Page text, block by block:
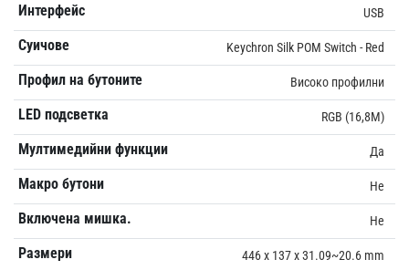
Интерфейс USB
Суичове Keychron Silk POM Switch - Red
Профил на бутоните Високо профилни
LED подсветка RGB (16,8M)
Мултимедийни функции Да
Макро бутони Не
Включена мишка. Не
Размери 446 x 137 x 31.09~20.6 mm